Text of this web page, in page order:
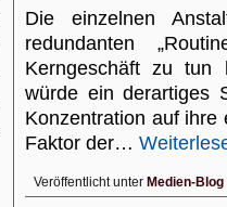
Die einzelnen
redundanten
Kerngeschäft zu tun
würde ein derartiges
Konzentration auf ihre
Faktor der…
Veröffentlicht unter Medien-Blog